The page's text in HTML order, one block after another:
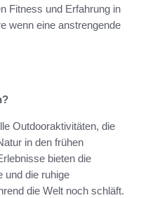
Fitness und Erfahrung in
wenn eine anstrengende
Outdooraktivitäten, die
in den frühen
bieten die
und die ruhige
die Welt noch schläft.